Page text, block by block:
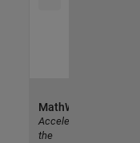
MathWorks
Accelerating
the